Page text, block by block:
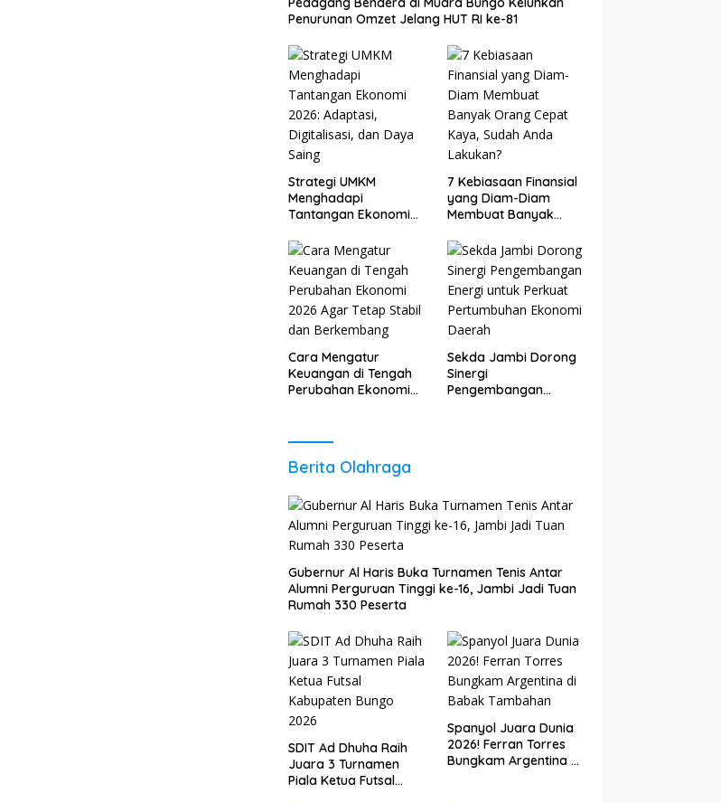
Penurunan Omzet Jelang HUT RI ke-81
Strategi UMKM
Menghadapi
Tantangan Ekonomi
Digitalisasi, dan Daya
Saing
7 Kebiasaan Finansial
yang Diam-Diam
Membuat Banyak
Sudah Anda Lakukan?
Cara Mengatur
Keuangan di Tengah
Perubahan Ekonomi
Berkembang
Sekda Jambi Dorong
Sinergi
Pengembangan
Berita Olahraga
Gubernur Al Haris Buka Turnamen Tenis Antar
Alumni Perguruan Tinggi ke-16, Jambi Jadi Tuan
Rumah 330 Peserta
SDIT Ad Dhuha Raih
Juara 3 Turnamen
Piala Ketua Futsal
Spanyol Juara Dunia
2026! Ferran Torres
Bungkam Argentina di